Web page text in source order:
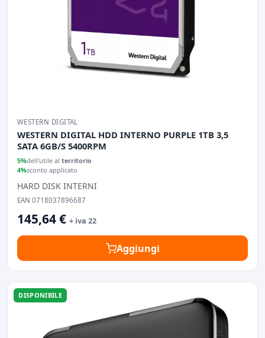
WESTERN DIGITAL
WESTERN DIGITAL HDD INTERNO PURPLE 1TB 3,5
SATA 6GB/S 5400RPM
5%dell'utile al territorio
4%sconto applicato
HARD DISK INTERNI
EAN 0718037896687
145,64 € + iva 22
Aggiungi
DISPONIBILE